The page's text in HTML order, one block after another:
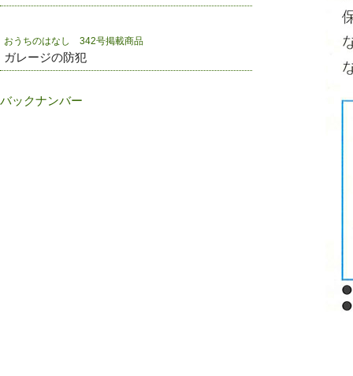
おうちのはなし 342号掲載商品
ガレージの防犯
バックナンバー